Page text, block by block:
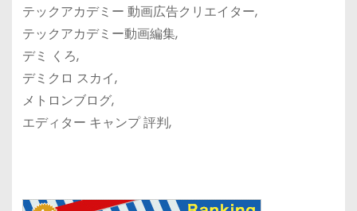
テックアカデミー 動画広告クリエイター,
テックアカデミー動画編集,
デミ くろ,
デミクロ スカイ,
メトロンブログ,
エディター キャンプ 評判,